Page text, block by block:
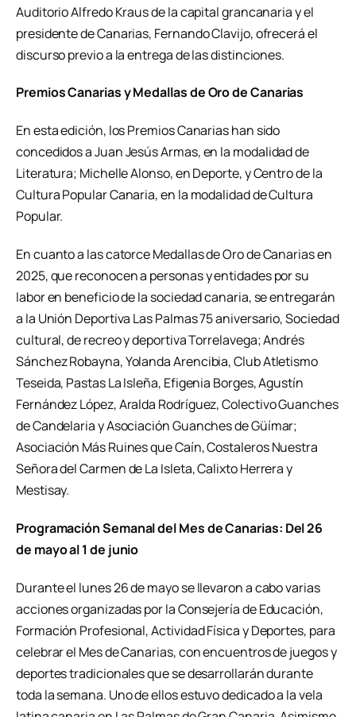
Auditorio Alfredo Kraus de la capital grancanaria y el
presidente de Canarias, Fernando Clavijo, ofrecerá el
discurso previo a la entrega de las distinciones.
Premios Canarias y Medallas de Oro de Canarias
En esta edición, los Premios Canarias han sido
concedidos a Juan Jesús Armas, en la modalidad de
Literatura; Michelle Alonso, en Deporte, y Centro de la
Cultura Popular Canaria, en la modalidad de Cultura
Popular.
En cuanto a las catorce Medallas de Oro de Canarias en
2025, que reconocen a personas y entidades por su
labor en beneficio de la sociedad canaria, se entregarán
a la Unión Deportiva Las Palmas 75 aniversario, Sociedad
cultural, de recreo y deportiva Torrelavega; Andrés
Sánchez Robayna, Yolanda Arencibia, Club Atletismo
Teseida, Pastas La Isleña, Efigenia Borges, Agustín
Fernández López, Aralda Rodríguez, Colectivo Guanches
de Candelaria y Asociación Guanches de Güímar;
Asociación Más Ruines que Caín, Costaleros Nuestra
Señora del Carmen de La Isleta, Calixto Herrera y
Mestisay.
Programación Semanal del Mes de Canarias: Del 26
de mayo al 1 de junio
Durante el lunes 26 de mayo se llevaron a cabo varias
acciones organizadas por la Consejería de Educación,
Formación Profesional, Actividad Física y Deportes, para
celebrar el Mes de Canarias, con encuentros de juegos y
deportes tradicionales que se desarrollarán durante
toda la semana. Uno de ellos estuvo dedicado a la vela